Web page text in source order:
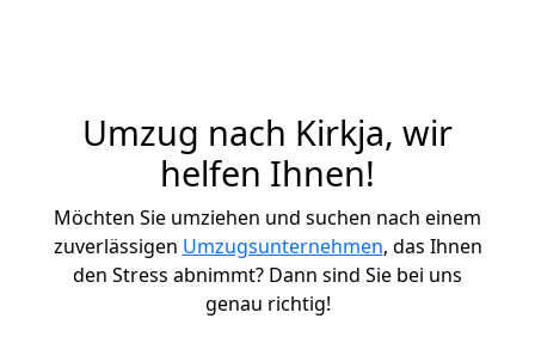
Umzug nach Kirkja, wir
helfen Ihnen!
Möchten Sie umziehen und suchen nach einem
zuverlässigen Umzugsunternehmen, das Ihnen
den Stress abnimmt? Dann sind Sie bei uns
genau richtig!